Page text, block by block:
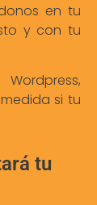
en tu
y con tu
si tu
tu